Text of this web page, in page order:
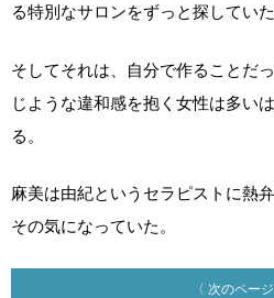
る特別なサロンをずっと探していた
そしてそれは、自分で作ることだ
じような違和感を抱く女性は多い
る。
麻美は由紀というセラピストに熱
その気になっていた。
〈 次のページ